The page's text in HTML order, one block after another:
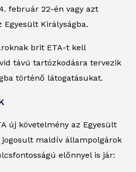
február 22-én vagy azt
Királyságba.
brit ETA-t kell
távú tartózkodásra tervezik
történő látogatásukat.
új követelmény az Egyesült
jogosult maldív állampolgárok
előnnyel is jár: